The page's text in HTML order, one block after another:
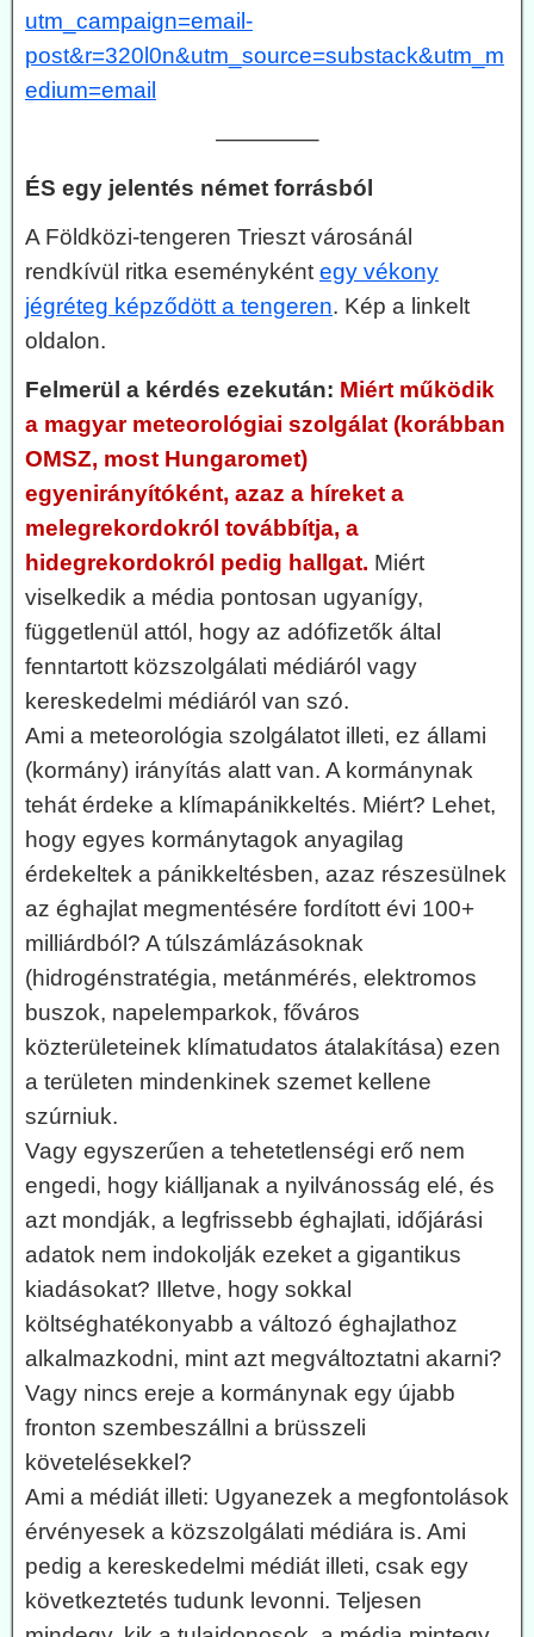
utm_campaign=email-
post&r=320l0n&utm_source=substack&utm_m
edium=email
————–
ÉS egy jelentés német forrásból
A Földközi-tengeren Trieszt városánál
rendkívül ritka eseményként egy vékony
jégréteg képződött a tengeren. Kép a linkelt
oldalon.
Felmerül a kérdés ezekután: Miért működik
a magyar meteorológiai szolgálat (korábban
OMSZ, most Hungaromet)
egyenirányítóként, azaz a híreket a
melegrekordokról továbbítja, a
hidegrekordokról pedig hallgat. Miért
viselkedik a média pontosan ugyanígy,
függetlenül attól, hogy az adófizetők által
fenntartott közszolgálati médiáról vagy
kereskedelmi médiáról van szó.
Ami a meteorológia szolgálatot illeti, ez állami
(kormány) irányítás alatt van. A kormánynak
tehát érdeke a klímapánikkeltés. Miért? Lehet,
hogy egyes kormánytagok anyagilag
érdekeltek a pánikkeltésben, azaz részesülnek
az éghajlat megmentésére fordított évi 100+
milliárdból? A túlszámlázásoknak
(hidrogénstratégia, metánmérés, elektromos
buszok, napelemparkok, főváros
közterületeinek klímatudatos átalakítása) ezen
a területen mindenkinek szemet kellene
szúrniuk.
Vagy egyszerűen a tehetetlenségi erő nem
engedi, hogy kiálljanak a nyilvánosság elé, és
azt mondják, a legfrissebb éghajlati, időjárási
adatok nem indokolják ezeket a gigantikus
kiadásokat? Illetve, hogy sokkal
költséghatékonyabb a változó éghajlathoz
alkalmazkodni, mint azt megváltoztatni akarni?
Vagy nincs ereje a kormánynak egy újabb
fronton szembeszállni a brüsszeli
követelésekkel?
Ami a médiát illeti: Ugyanezek a megfontolások
érvényesek a közszolgálati médiára is. Ami
pedig a kereskedelmi médiát illeti, csak egy
következtetés tudunk levonni. Teljesen